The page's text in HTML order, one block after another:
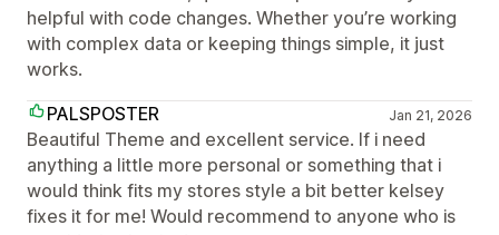
helpful with code changes. Whether you’re working
with complex data or keeping things simple, it just
works.
PALSPOSTER
Jan 21, 2026
Beautiful Theme and excellent service. If i need
anything a little more personal or something that i
would think fits my stores style a bit better kelsey
fixes it for me! Would recommend to anyone who is